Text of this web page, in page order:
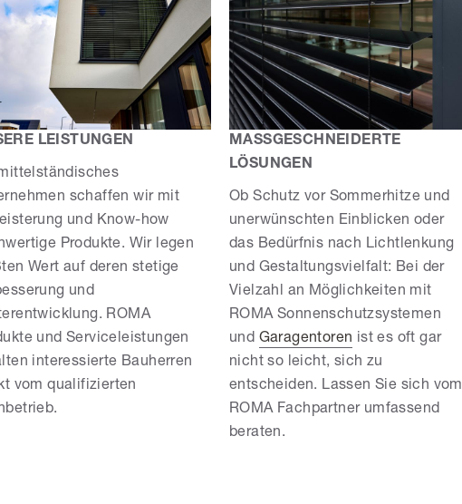
LEISTUNGEN
schaffen wir mit
und Know-how
Produkte. Wir legen
Wert auf deren stetige
und
ROMA
und Serviceleistungen
interessierte Bauherren
vom qualifizierten
MASSGESCHNEIDERTE L
ÖSUNGEN
Ob Schutz vor Sommerhitze und
unerwünschten Einblicken oder
das Bedürfnis nach Lichtlenkung
und Gestaltungsvielfalt: Bei der
Vielzahl an Möglichkeiten mit
ROMA Sonnenschutzsystemen
und Garagentoren ist es oft gar
nicht so leicht, sich zu
entscheiden. Lassen Sie sich vom
ROMA Fachpartner umfassend
beraten.